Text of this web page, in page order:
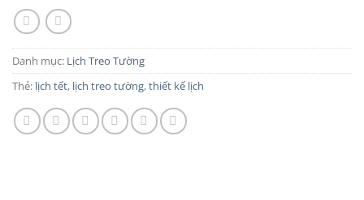
Danh mục: Lịch Treo Tường
Thẻ: lịch tết, lịch treo tường,thiết kế lịch